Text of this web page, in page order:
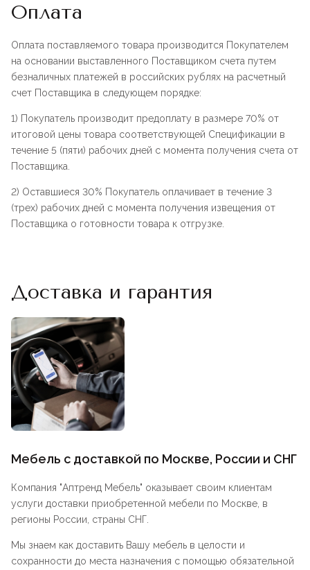
Оплата
Оплата поставляемого товара производится Покупателем
на основании выставленного Поставщиком счета путем
безналичных платежей в российских рублях на расчетный
счет Поставщика в следующем порядке:
1) Покупатель производит предоплату в размере 70% от
итоговой цены товара соответствующей Спецификации в
течение 5 (пяти) рабочих дней с момента получения счета от
Поставщика.
2) Оставшиеся 30% Покупатель оплачивает в течение 3
(трех) рабочих дней с момента получения извещения от
Поставщика о готовности товара к отгрузке.
Доставка и гарантия
Мебель с доставкой по Москве, России и СНГ
Компания "Аптренд Мебель" оказывает своим клиентам
услуги доставки приобретенной мебели по Москве, в
регионы России, страны СНГ.
Мы знаем как доставить Вашу мебель в целости и
сохранности до места назначения с помощью обязательной